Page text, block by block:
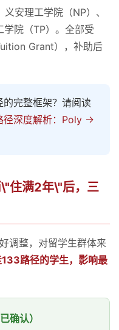
安理工学院（NP）、
学院（TP）。全部受
Grant），补助后
完整框架？请阅读
径深度解析：Poly →
住满2年\"后，三
调整，对留学生群体来
路径的学生，影响最
确认）